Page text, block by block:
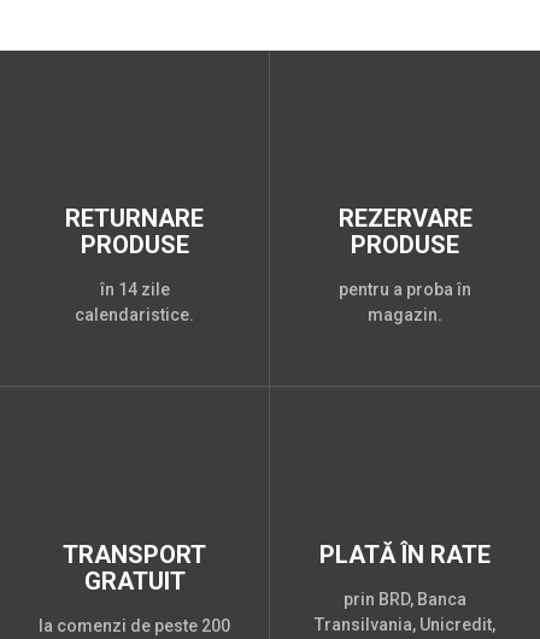
RETURNARE
PRODUSE
în 14 zile
calendaristice.
REZERVARE
PRODUSE
pentru a proba în
magazin.
TRANSPORT
GRATUIT
la comenzi de peste 200
PLATĂ ÎN RATE
prin BRD, Banca
Transilvania, Unicredit,